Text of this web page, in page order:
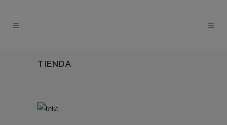
TIENDA